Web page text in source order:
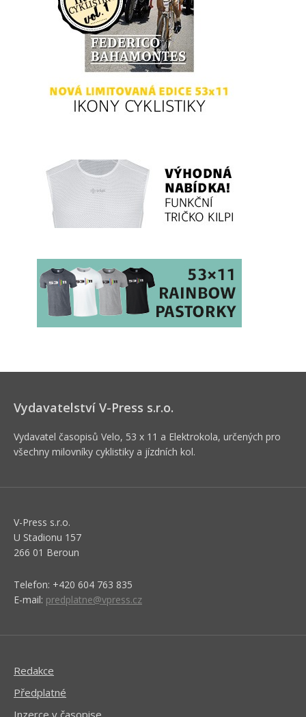
Vydavatelství V-Press s.r.o.
Vydavatel časopisů Velo, 53 x 11 a Elektrokola, určených pro
všechny milovníky cyklistiky a jízdních kol.
V-Press s.r.o.
U Stadionu 157
266 01 Beroun
Telefon: +420 604 763 835
E-mail: predplatne@vpress.cz
Redakce
Předplatné